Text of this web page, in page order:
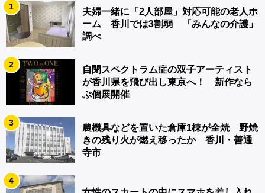
1
夫婦一緒に「2人部屋」対応可能の老人ホ
ーム 香川では3割弱 「みんなの介護」
調べ
2
自閉スペクトラム症の双子アーティスト
が香川県を飛び出し東京へ！ 新作なら
ぶ個展開催
3
農機具などを置いた倉庫1棟が全焼 野焼
きの残り火が燃え移ったか 香川・善通
寺市
4